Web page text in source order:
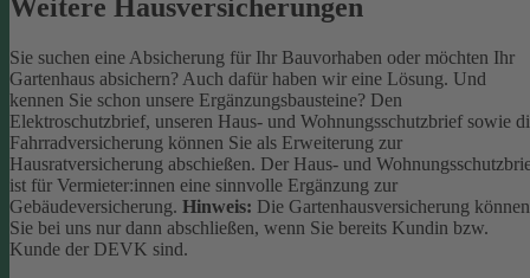
Weitere Hausversicherungen
Sie suchen eine Absicherung für Ihr Bauvorhaben oder möchten Ihr
Gartenhaus absichern? Auch dafür haben wir eine Lösung. Und
kennen Sie schon unsere Ergänzungsbausteine? Den
Elektroschutzbrief, unseren Haus- und Wohnungsschutzbrief sowie
Fahrradversicherung können Sie als Erweiterung zur
Hausratversicherung abschießen. Der Haus- und
ist für Vermieter:innen eine sinnvolle Ergänzung zur
Gebäudeversicherung. Hinweis: Die Gartenhausversicherung können
Sie bei uns nur dann abschließen, wenn Sie bereits Kundin bzw.
Kunde der DEVK sind.